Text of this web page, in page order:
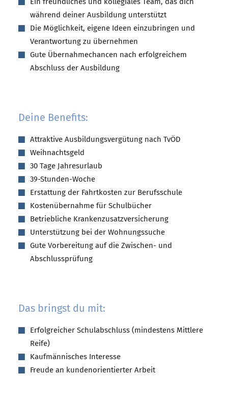
während deiner Ausbildung unterstützt
Die Möglichkeit, eigene Ideen einzubringen und
Verantwortung zu übernehmen
Gute Übernahmechancen nach erfolgreichem
Abschluss der Ausbildung
Deine Benefits:
Attraktive Ausbildungsvergütung nach TvÖD
Weihnachtsgeld
30 Tage Jahresurlaub
39-Stunden-Woche
Erstattung der Fahrtkosten zur Berufsschule
Kostenübernahme für Schulbücher
Betriebliche Krankenzusatzversicherung
Unterstützung bei der Wohnungssuche
Gute Vorbereitung auf die Zwischen- und
Abschlussprüfung
Das bringst du mit:
Erfolgreicher Schulabschluss (mindestens Mittlere
Reife)
Kaufmännisches Interesse
Freude an kundenorientierter Arbeit